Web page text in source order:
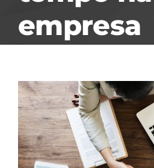
empresa
View
Larger
Image